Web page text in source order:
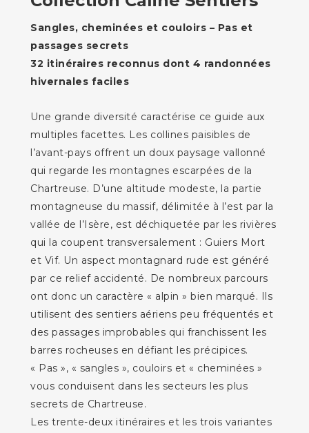
Sangles, cheminées et couloirs – Pas et
passages secrets
32 itinéraires reconnus dont 4 randonnées
hivernales faciles
Une grande diversité caractérise ce guide aux
multiples facettes. Les collines paisibles de
l’avant-pays offrent un doux paysage vallonné
qui regarde les montagnes escarpées de la
Chartreuse. D’une altitude modeste, la partie
montagneuse du massif, délimitée à l’est par la
vallée de l’Isère, est déchiquetée par les rivières
qui la coupent transversalement : Guiers Mort
et Vif. Un aspect montagnard rude est généré
par ce relief accidenté. De nombreux parcours
ont donc un caractère « alpin » bien marqué. Ils
utilisent des sentiers aériens peu fréquentés et
des passages improbables qui franchissent les
barres rocheuses en défiant les précipices.
« Pas », « sangles », couloirs et « cheminées »
vous conduisent dans les secteurs les plus
secrets de Chartreuse.
Les trente-deux itinéraires et les trois variantes